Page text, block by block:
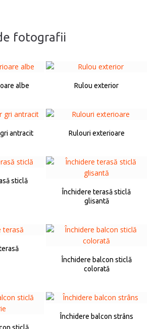
fotografii
albe Rulou exterior
antracit Rulouri exterioare
sticlă
Închidere terasă sticlă
glisantă
Închidere balcon sticlă
colorată
Închidere balcon strâns